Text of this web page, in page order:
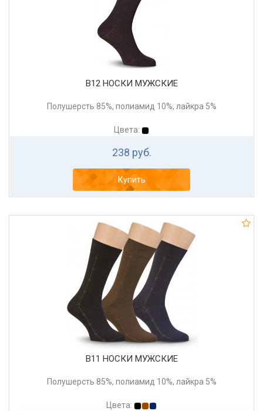
В12 НОСКИ МУЖСКИЕ
Полушерсть 85%, полиамид 10%, лайкра 5%
Цвета:
238 руб.
Купить
В11 НОСКИ МУЖСКИЕ
Полушерсть 85%, полиамид 10%, лайкра 5%
Цвета: